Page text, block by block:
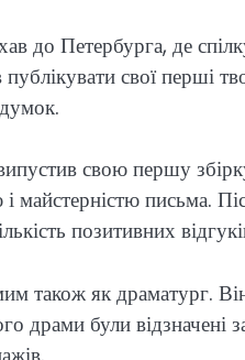
до Петербурга, де
свої перші
свою першу
і майстерністю письма.
позитивних
також як драматург.
драми були відзначені